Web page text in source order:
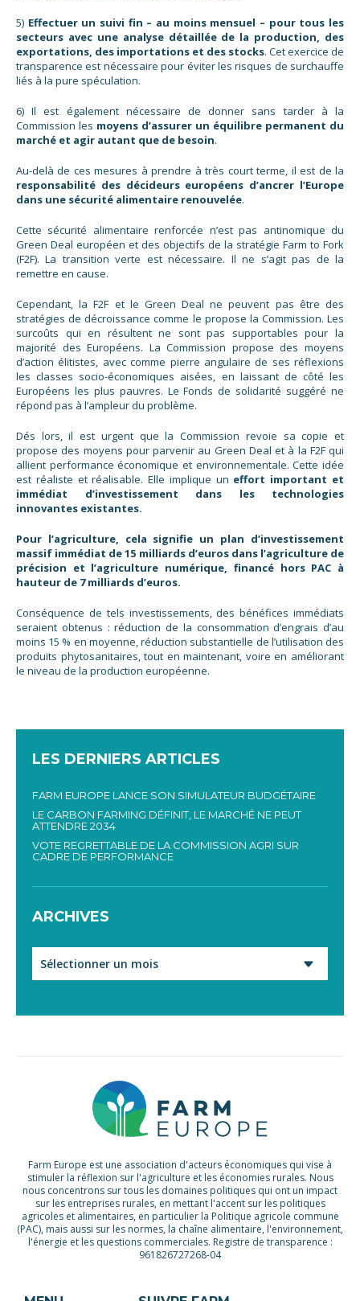
5) Effectuer un suivi fin – au moins mensuel – pour tous les
secteurs avec une analyse détaillée de la production, des
exportations, des importations et des stocks. Cet exercice de
transparence est nécessaire pour éviter les risques de surchauffe
liés à la pure spéculation.
6) Il est également nécessaire de donner sans tarder à la
Commission les moyens d’assurer un équilibre permanent du
marché et agir autant que de besoin.
Au-delà de ces mesures à prendre à très court terme, il est de la
responsabilité des décideurs européens d’ancrer l’Europe
dans une sécurité alimentaire renouvelée.
Cette sécurité alimentaire renforcée n’est pas antinomique du
Green Deal européen et des objectifs de la stratégie Farm to Fork
(F2F). La transition verte est nécessaire. Il ne s’agit pas de la
remettre en cause.
Cependant, la F2F et le Green Deal ne peuvent pas être des
stratégies de décroissance comme le propose la Commission. Les
surcoûts qui en résultent ne sont pas supportables pour la
majorité des Européens. La Commission propose des moyens
d’action élitistes, avec comme pierre angulaire de ses réflexions
les classes socio-économiques aisées, en laissant de côté les
Européens les plus pauvres. Le Fonds de solidarité suggéré ne
répond pas à l’ampleur du problème.
Dés lors, il est urgent que la Commission revoie sa copie et
propose des moyens pour parvenir au Green Deal et à la F2F qui
allient performance économique et environnementale. Cette idée
est réaliste et réalisable. Elle implique un effort important et
immédiat d’investissement dans les technologies
innovantes existantes.
Pour l’agriculture, cela signifie un plan d’investissement
massif immédiat de 15 milliards d’euros dans l’agriculture de
précision et l’agriculture numérique, financé hors PAC à
hauteur de 7 milliards d’euros.
Conséquence de tels investissements, des bénéfices immédiats
seraient obtenus : réduction de la consommation d’engrais d’au
moins 15 % en moyenne, réduction substantielle de l’utilisation des
produits phytosanitaires, tout en maintenant, voire en améliorant
le niveau de la production européenne.
LES DERNIERS ARTICLES
FARM EUROPE LANCE SON SIMULATEUR BUDGÉTAIRE
LE CARBON FARMING DÉFINIT, LE MARCHÉ NE PEUT
ATTENDRE 2034
VOTE REGRETTABLE DE LA COMMISSION AGRI SUR
CADRE DE PERFORMANCE
ARCHIVES
Farm Europe est une association d'acteurs économiques qui vise à
stimuler la réflexion sur l'agriculture et les économies rurales. Nous
nous concentrons sur tous les domaines politiques qui ont un impact
sur les entreprises rurales, en mettant l'accent sur les politiques
agricoles et alimentaires, en particulier la Politique agricole commune
(PAC), mais aussi sur les normes, la chaîne alimentaire, l'environnement,
l'énergie et les questions commerciales. Registre de transparence :
961826727268-04